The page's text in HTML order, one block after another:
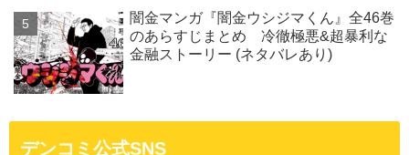
闇金マンガ『闇金ウシジマくん』全46巻
のあらすじまとめ 冷徹極悪&超暴利な
金融ストーリー (ネタバレあり)
デンコミ公式SNS